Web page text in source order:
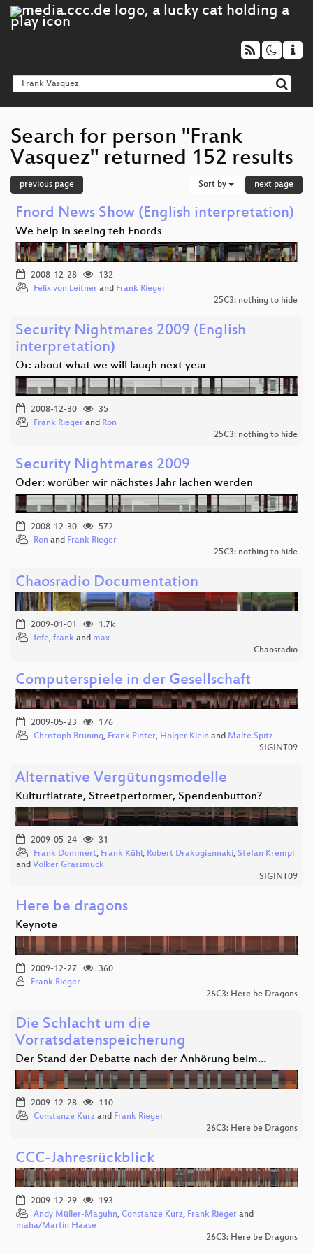
Search for person "Frank
Vasquez" returned 152 results
previous page Sort by next page
Fnord News Show (English interpretation)
We help in seeing teh Fnords
2008-12-28
132
Felix von Leitner and Frank Rieger
25C3: nothing to hide
Security Nightmares 2009 (English
interpretation)
Or: about what we will laugh next year
2008-12-30
35
Frank Rieger and Ron
25C3: nothing to hide
Security Nightmares 2009
Oder: worüber wir nächstes Jahr lachen werden
2008-12-30
572
Ron and Frank Rieger
25C3: nothing to hide
Chaosradio Documentation
2009-01-01
1.7k
fefe, frank and max
Chaosradio
Computerspiele in der Gesellschaft
2009-05-23
176
Christoph Brüning, Frank Pinter, Holger Klein and Malte Spitz
SIGINT09
Alternative Vergütungsmodelle
Kulturflatrate, Streetperformer, Spendenbutton?
2009-05-24
31
Frank Dommert, Frank Kühl, Robert Drakogiannaki, Stefan Krempl
and Volker Grassmuck
SIGINT09
Here be dragons
Keynote
2009-12-27
360
Frank Rieger
26C3: Here be Dragons
Die Schlacht um die
Vorratsdatenspeicherung
Der Stand der Debatte nach der Anhörung beim…
2009-12-28
110
Constanze Kurz and Frank Rieger
26C3: Here be Dragons
CCC-Jahresrückblick
2009-12-29
193
Andy Müller-Maguhn, Constanze Kurz, Frank Rieger and
maha/Martin Haase
26C3: Here be Dragons